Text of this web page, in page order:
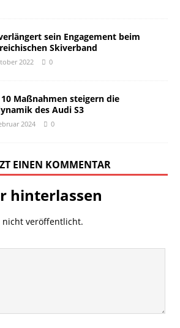
sein Engagement beim
Skiverband
2022 0
10 Maßnahmen steigern die
des Audi S3
2024 0
EINEN KOMMENTAR
hinterlassen
nicht veröffentlicht.